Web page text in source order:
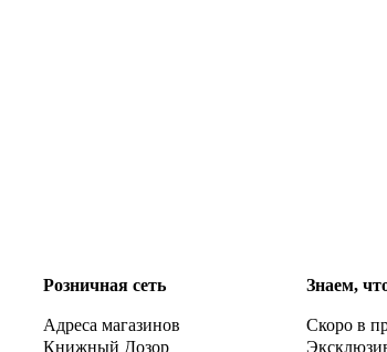
Розничная сеть
Адреса магазинов
Книжный Дозор
Знаем,
Скоро в